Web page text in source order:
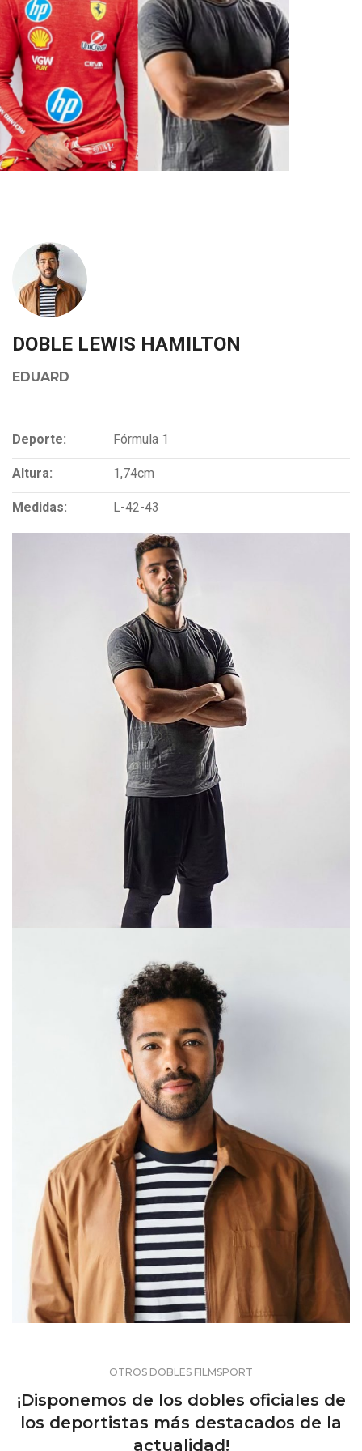
DOBLE LEWIS HAMILTON
EDUARD
Deporte: Fórmula 1
Altura: 1,74cm
Medidas: L-42-43
OTROS DOBLES FILMSPORT
¡Disponemos de los dobles oficiales de
los deportistas más destacados de la
actualidad!